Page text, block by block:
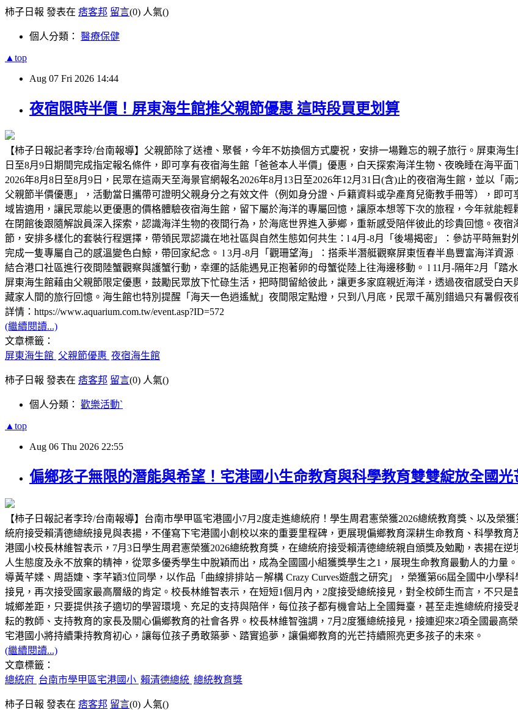
柿子日報 發表在 痞客邦 留言(0) 人氣()
個人分類： 醫療保健
▲top
Aug 07 Fri 2026 14:44
夜宿限時半價！屏東海生館推父親節優惠 這時段買更划算
【柿子日報記者李玲/台南報導】父親節除了送禮、聚餐，今年不妨換個方式慶祝，安排一場難忘的親子旅行。屏東海
日至8月9日期間完成指定報名條件，即可享有夜宿海生館「爸爸本人半價」優惠，白天探索海洋生物、夜晚睡在海平
2026年8月8日至8月9日，民眾在這兩天至海景官網報名2026年8月13日至2026年12月31日(含)止的夜宿海生館，並以「
父親節半價優惠」，活動當日攜帶可證明父親身分之有效文件（例如身分證、戶籍資料或孕產育兒衛教手冊等），即
域皆適用，讓民眾能以更優惠的價格體驗夜宿海生館，留下屬於海洋的專屬回憶，讓原本想等下次的旅程，今年就能
在閉館後跟隨解說員深入探索，認識海洋生物的夜間行為，於海底世界進入夢鄉，重新感受陪伴彼此的珍貴回憶。夜
節，安排多樣化的套裝行程選擇，帶領民眾認識在地社區與自然生態如何共生：l 4月-8月「後場揭密」：參訪平時無
完成一隻專屬自己的感溫變色白鯨，帶回家紀念。 l 3月-8月「觀珊望海」：搭乘半潛艇觀察屏東恆春半島豐富海洋資
結合港口社區進行夜間陸蟹觀察與護蟹行動，幸運的話能遇見正抱著卵的母蟹從陸上往海邊移動。 l 11月-隔年2月「踏
屏東海生館藉由父親節限定優惠，鼓勵民眾放下忙碌生活，把時間留給彼此，讓更多家庭親近海洋，透過夜宿感受白
藏家人間的旅行回憶。海生館也特別提醒「海天一色逍遙魷」夜間限定點燈，只到八月底，民眾千萬別錯過只有暑假
詳情：https://www.aquarium.com.tw/event.asp?ID=572
(繼續閱讀...)
文章標籤：
屏東海生館 父親節優惠 夜宿海生館
柿子日報 發表在 痞客邦 留言(0) 人氣()
個人分類： 歡樂活動ˋ
▲top
Aug 06 Thu 2026 22:55
偏鄉孩子無限的潛能與希望！宅港國小生命教育與科學教育雙雙綻放全國光
【柿子日報記者李玲/台南報導】台南市學甲區宅港國小7月2度走進總統府！學生周君憲榮獲2026總統教育獎、以及榮
統府接受賴清德總統接見與表揚，不僅寫下宅港國小創校以來的重要里程碑，更展現偏鄉教育深耕生命教育、科學教
港國小校長林維智表示，7月3日學生周君憲榮獲2026總統教育獎，在總統府接受賴清德總統親自頒獎及勉勵，表揚在
人生態度及永不放棄的精神，從眾多優秀學生中脫穎而出，成為全國國小組獲獎學生之1，展現生命教育最動人的力量
導黃芊媃、周語婕、李芊穎3位同學，以作品「曲線排排站－解構 Crazy Curves遊戲之研究」，榮獲第66屆全國中小學
接見，再次接受國家最高層級的肯定。校長林維智表示，在短短1個月內，2度接受總統接見，對全校師生而言，不只
城鄉差距，只要提供孩子適切的學習環境、充足的支持與陪伴，每位孩子都有機會站上全國舞臺，甚至走進總統府接
耘的教師、支持教育的家長及關心偏鄉教育的社會各界。校長林維智強調，7月2度獲總統接見，接連迎來2項全國最高
宅港國小將持續秉持教育初心，讓每位孩子勇敢築夢、踏實追夢，讓偏鄉教育的光芒持續照亮更多孩子的未來。
(繼續閱讀...)
文章標籤：
總統府 台南市學甲區宅港國小 賴清德總統 總統教育獎
柿子日報 發表在 痞客邦 留言(0) 人氣()